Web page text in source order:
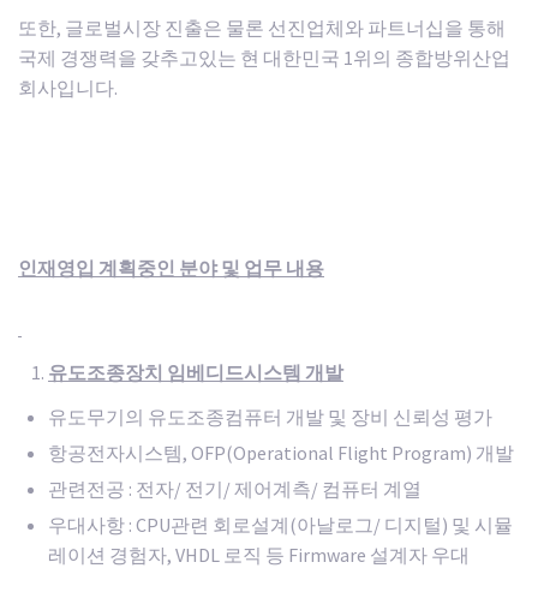
또한, 글로벌시장 진출은 물론 선진업체와 파트너십을 통해
국제 경쟁력을 갖추고있는 현 대한민국 1위의 종합방위산업
회사입니다.
인재영입 계획중인 분야 및 업무 내용
유도조종장치 임베디드시스템 개발
유도무기의 유도조종컴퓨터 개발 및 장비 신뢰성 평가
항공전자시스템, OFP(Operational Flight Program) 개발
관련전공 : 전자/ 전기/ 제어계측/ 컴퓨터 계열
우대사항 : CPU관련 회로설계(아날로그/ 디지털) 및 시뮬
레이션 경험자, VHDL 로직 등 Firmware 설계자 우대